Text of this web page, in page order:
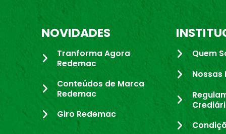
NOVIDADES
Tranforma Agora
Redemac
Conteúdos de Marca
Redemac
Giro Redemac
Quem
Nossas